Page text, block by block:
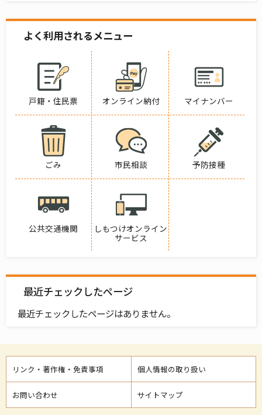
よく利用されるメニュー
戸籍・住民票 オンライン納付 マイナンバー
ごみ 市民相談 予防接種
公共交通機関
しもつけオンライン
サービス
最近チェックしたページ
最近チェックしたページはありません。
リンク・著作権・免責事項 個人情報の取り扱い
お問い合わせ サイトマップ